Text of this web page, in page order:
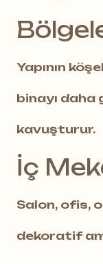
Yapının
binayı daha
kavuşturur.
İç
Salon, ofis,
dekoratif